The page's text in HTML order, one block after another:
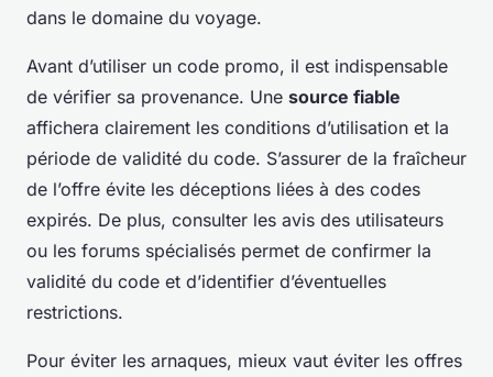
dans le domaine du voyage.
Avant d’utiliser un code promo, il est indispensable
de vérifier sa provenance. Une source fiable
affichera clairement les conditions d’utilisation et la
période de validité du code. S’assurer de la fraîcheur
de l’offre évite les déceptions liées à des codes
expirés. De plus, consulter les avis des utilisateurs
ou les forums spécialisés permet de confirmer la
validité du code et d’identifier d’éventuelles
restrictions.
Pour éviter les arnaques, mieux vaut éviter les offres